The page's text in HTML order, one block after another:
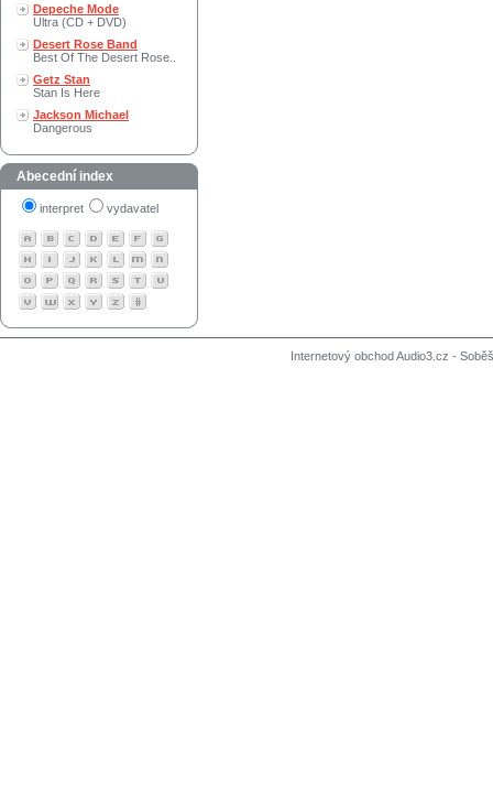
Depeche Mode
Ultra (CD + DVD)
Desert Rose Band
Best Of The Desert Rose..
Getz Stan
Stan Is Here
Jackson Michael
Dangerous
Abecední index
interpret vydavatel
Internetový obchod Audio3.cz -